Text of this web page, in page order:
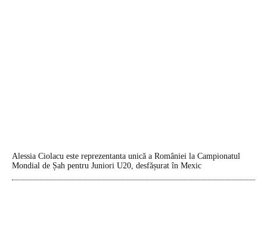
Alessia Ciolacu este reprezentanta unică a României la Campionatul
Mondial de Șah pentru Juniori U20, desfășurat în Mexic